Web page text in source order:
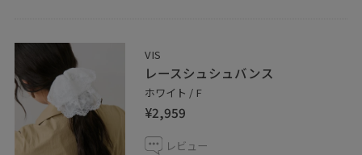
VIS
レースシュシュバンス
ホワイト / F
¥2,959
レビュー